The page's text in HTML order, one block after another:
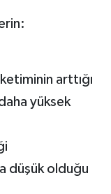
arttığı
yüksek
düşük olduğu